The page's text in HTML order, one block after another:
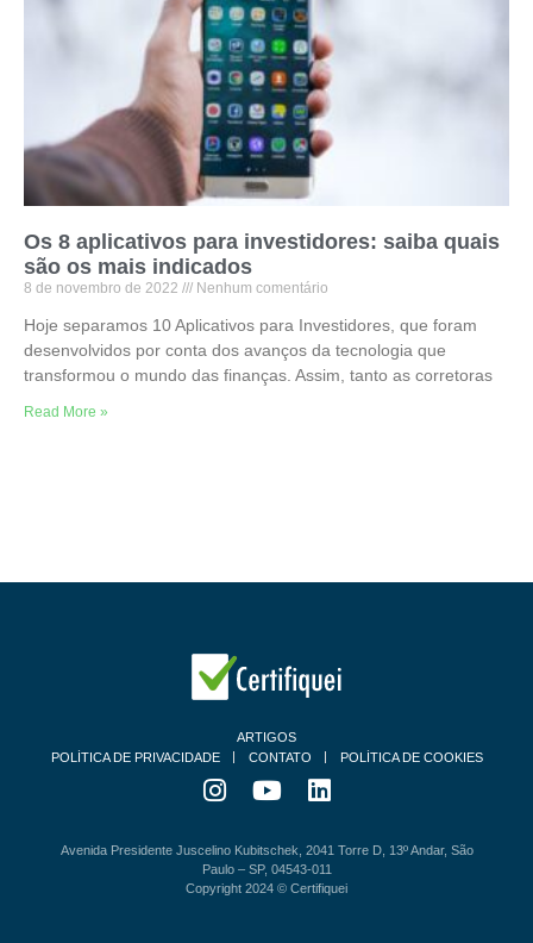
Os 8 aplicativos para investidores: saiba quais
são os mais indicados
8 de novembro de 2022 Nenhum comentário
Hoje separamos 10 Aplicativos para Investidores, que foram
desenvolvidos por conta dos avanços da tecnologia que
transformou o mundo das finanças. Assim, tanto as corretoras
Read More »
ARTIGOS
POLÍTICA DE PRIVACIDADE
CONTATO POLÍTICA DE COOKIES
Avenida Presidente Juscelino Kubitschek, 2041 Torre D, 13º Andar, São
Paulo – SP, 04543-011
Copyright 2024 © Certifiquei